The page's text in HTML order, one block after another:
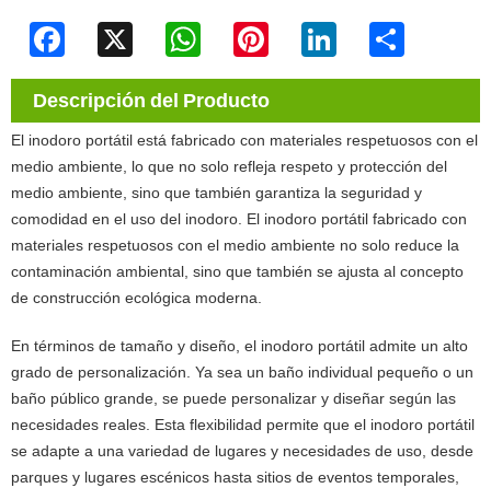
Facebook WhatsApp Pinterest LinkedIn
Descripción del Producto
El inodoro portátil está fabricado con materiales respetuosos con el
medio ambiente, lo que no solo refleja respeto y protección del
medio ambiente, sino que también garantiza la seguridad y
comodidad en el uso del inodoro. El inodoro portátil fabricado con
materiales respetuosos con el medio ambiente no solo reduce la
contaminación ambiental, sino que también se ajusta al concepto
de construcción ecológica moderna.
En términos de tamaño y diseño, el inodoro portátil admite un alto
grado de personalización. Ya sea un baño individual pequeño o un
baño público grande, se puede personalizar y diseñar según las
necesidades reales. Esta flexibilidad permite que el inodoro portátil
se adapte a una variedad de lugares y necesidades de uso, desde
parques y lugares escénicos hasta sitios de eventos temporales,